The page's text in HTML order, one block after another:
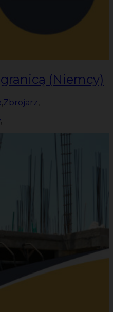
(Niemcy)
,Zbrojarz,
,